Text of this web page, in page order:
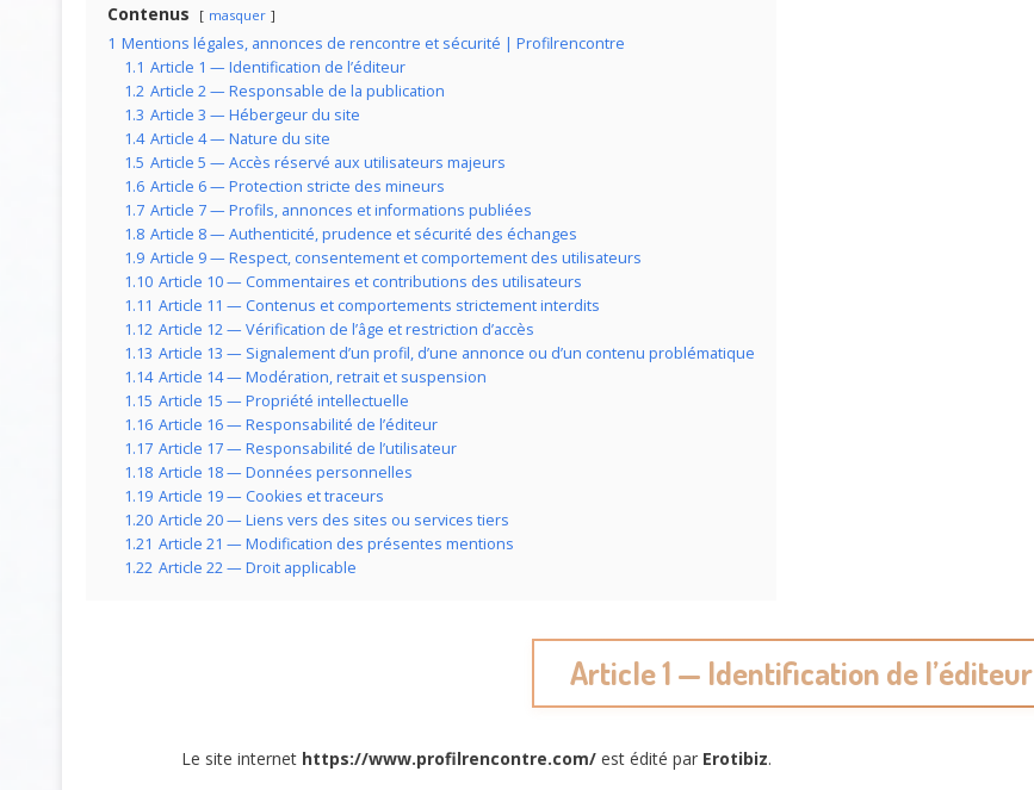
Contenus masquer
1 Mentions légales, annonces de rencontre et sécurité | Profilrencontre
1.1 Article 1 — Identification de l’éditeur
1.2 Article 2 — Responsable de la publication
1.3 Article 3 — Hébergeur du site
1.4 Article 4 — Nature du site
1.5 Article 5 — Accès réservé aux utilisateurs majeurs
1.6 Article 6 — Protection stricte des mineurs
1.7 Article 7 — Profils, annonces et informations publiées
1.8 Article 8 — Authenticité, prudence et sécurité des échanges
1.9 Article 9 — Respect, consentement et comportement des utilisateurs
1.10 Article 10 — Commentaires et contributions des utilisateurs
1.11 Article 11 — Contenus et comportements strictement interdits
1.12 Article 12 — Vérification de l’âge et restriction d’accès
1.13 Article 13 — Signalement d’un profil, d’une annonce ou d’un contenu problématique
1.14 Article 14 — Modération, retrait et suspension
1.15 Article 15 — Propriété intellectuelle
1.16 Article 16 — Responsabilité de l’éditeur
1.17 Article 17 — Responsabilité de l’utilisateur
1.18 Article 18 — Données personnelles
1.19 Article 19 — Cookies et traceurs
1.20 Article 20 — Liens vers des sites ou services tiers
1.21 Article 21 — Modification des présentes mentions
1.22 Article 22 — Droit applicable
Article 1 — Identification de l’éditeur
Le site internet https://www.profilrencontre.com/ est édité par Erotibiz.